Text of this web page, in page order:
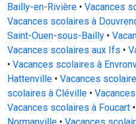
Bailly-en-Rivière • Vacances
Vacances scolaires à
Saint-Ouen-sous-Bailly •
Vacances scolaires aux Ifs •
• Vacances scolaires à
Hattenville • Vacances
scolaires à Cléville •
Vacances scolaires à Foucart •